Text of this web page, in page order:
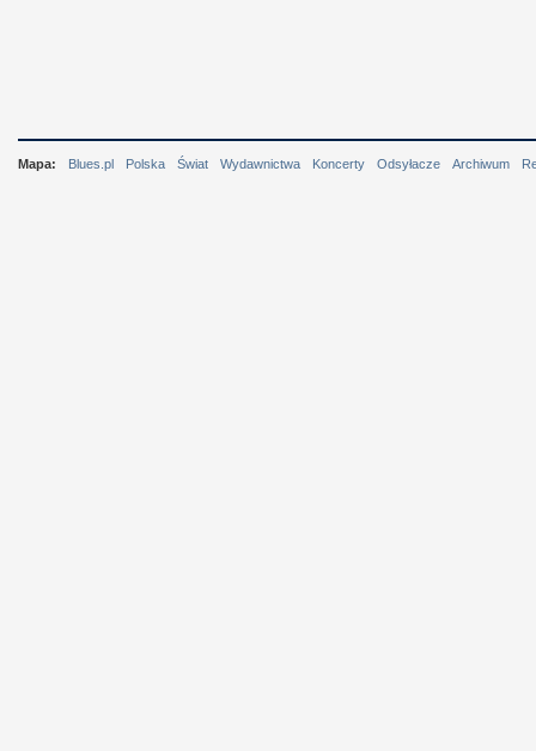
Mapa: Blues.pl Polska Świat Wydawnictwa Koncerty Odsyłacze Archiwum